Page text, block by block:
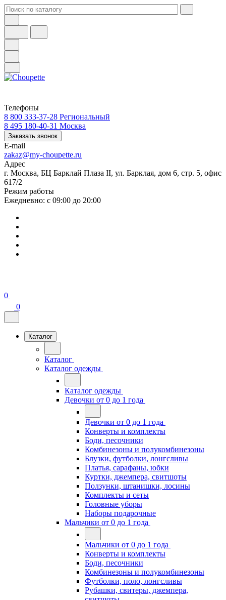
Телефоны
8 800 333-37-28 Региональный
8 495 180-40-31 Москва
Заказать звонок
E-mail
zakaz@my-choupette.ru
Адрес
г. Москва, БЦ Барклай Плаза II, ул. Барклая, дом 6, стр. 5, офис
617/2
Режим работы
Ежедневно: с 09:00 до 20:00
0
0
Каталог
Каталог
Каталог одежды
Каталог одежды
Девочки от 0 до 1 года
Девочки от 0 до 1 года
Конверты и комплекты
Боди, песочники
Комбинезоны и полукомбинезоны
Блузки, футболки, лонгсливы
Платья, сарафаны, юбки
Куртки, джемпера, свитшоты
Ползунки, штанишки, лосины
Комплекты и сеты
Головные уборы
Наборы подарочные
Мальчики от 0 до 1 года
Мальчики от 0 до 1 года
Конверты и комплекты
Боди, песочники
Комбинезоны и полукомбинезоны
Футболки, поло, лонгсливы
Рубашки, свитеры, джемпера,